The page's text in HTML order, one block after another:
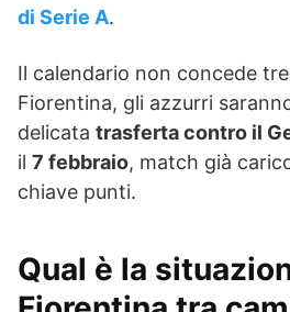
di Serie A.
Il calendario non concede
Fiorentina, gli azzurri
delicata trasferta contro il
il 7 febbraio, match già
chiave punti.
Qual è la